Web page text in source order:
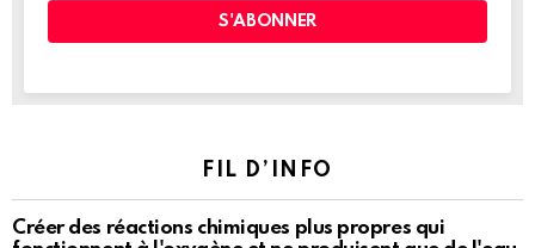
FIL D’INFO
Créer des réactions chimiques plus propres qui